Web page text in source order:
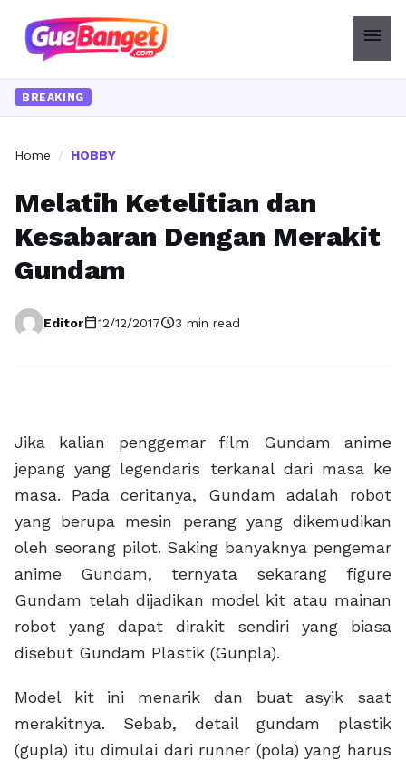
menu
BREAKING
Home / HOBBY
Melatih Ketelitian dan
Kesabaran Dengan Merakit
Gundam
Editorcalendar_today12/12/2017schedule3 min read
Jika kalian penggemar film Gundam anime
jepang yang legendaris terkanal dari masa ke
masa. Pada ceritanya, Gundam adalah robot
yang berupa mesin perang yang dikemudikan
oleh seorang pilot. Saking banyaknya pengemar
anime Gundam, ternyata sekarang figure
Gundam telah dijadikan model kit atau mainan
robot yang dapat dirakit sendiri yang biasa
disebut Gundam Plastik (Gunpla).
Model kit ini menarik dan buat asyik saat
merakitnya. Sebab, detail gundam plastik
(gupla) itu dimulai dari runner (pola) yang harus